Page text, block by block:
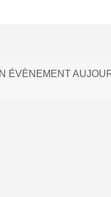
ÉVÈNEMENT